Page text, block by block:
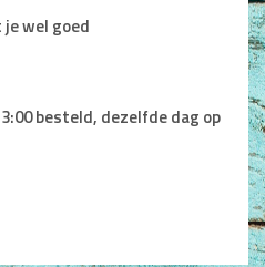
wel goed
besteld, dezelfde dag op